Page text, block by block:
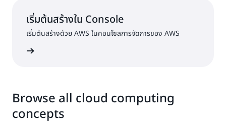
เริ่มต้นสร้างใน Console
เริ่มต้นสร้างด้วย AWS ในคอนโซลการจัดการของ AWS
Browse all cloud computing
concepts